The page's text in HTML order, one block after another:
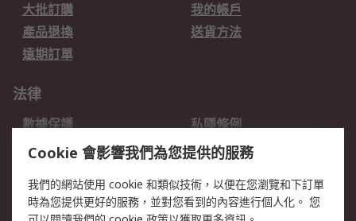
大批訂購
我的帳戶
產品退換
送貨方法
遠期訂單
法律
數據保護
私隱條例
網站條款
郵件安全
關於RS
Cookie 會影響我們為您提供的服務
我們的網站使用 cookie 和類似技術，以便在您瀏覽和下訂單
時為您提供更好的服務，並對您看到的內容進行個人化。 您